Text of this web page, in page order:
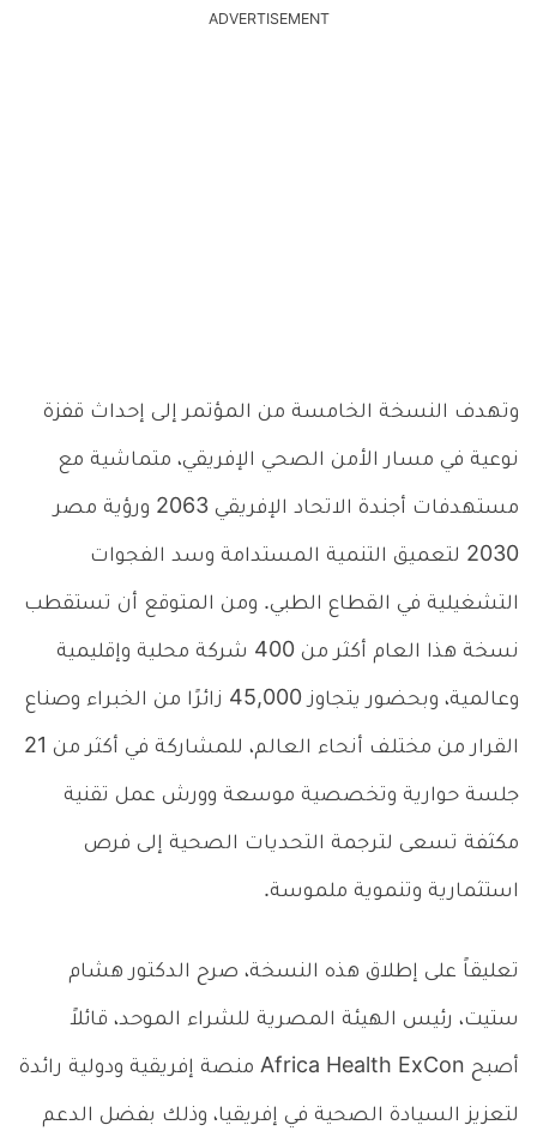
ADVERTISEMENT
وتهدف النسخة الخامسة من المؤتمر إلى إحداث قفزة
نوعية في مسار الأمن الصحي الإفريقي، متماشية مع
مستهدفات أجندة الاتحاد الإفريقي 2063 ورؤية مصر
2030 لتعميق التنمية المستدامة وسد الفجوات
التشغيلية في القطاع الطبي. ومن المتوقع أن تستقطب
نسخة هذا العام أكثر من 400 شركة محلية وإقليمية
وعالمية، وبحضور يتجاوز 45,000 زائرًا من الخبراء وصناع
القرار من مختلف أنحاء العالم، للمشاركة في أكثر من 21
جلسة حوارية وتخصصية موسعة وورش عمل تقنية
مكثفة تسعى لترجمة التحديات الصحية إلى فرص
استثمارية وتنموية ملموسة.
تعليقاً على إطلاق هذه النسخة، صرح الدكتور هشام
ستيت، رئيس الهيئة المصرية للشراء الموحد، قائلاً
أصبح Africa Health ExCon منصة إفريقية ودولية رائدة
لتعزيز السيادة الصحية في إفريقيا، وذلك بفضل الدعم